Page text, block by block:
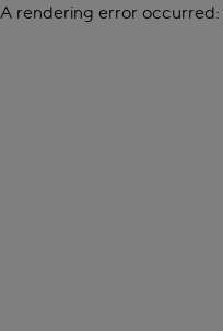
A rendering error occurred: